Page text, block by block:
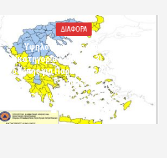
ΔΙΑΦΟΡΑ
Υψηλός κίνδυνος πυρκαγιάς
(κατηγορία κινδύνου 3) στην Π.Ε.
Ροδόπης για Παρασκευή 7 Αυγούστου
2026»
7 Αυγούστου 2026 10:24